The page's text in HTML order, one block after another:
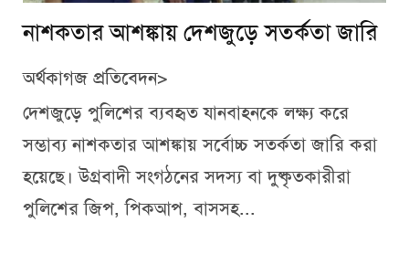
নাশকতার আশঙ্কায় দেশজুড়ে সতর্কতা জারি
অর্থকাগজ প্রতিবেদন>
দেশজুড়ে পুলিশের ব্যবহৃত যানবাহনকে লক্ষ্য করে
সম্ভাব্য নাশকতার আশঙ্কায় সর্বোচ্চ সতর্কতা জারি করা
হয়েছে। উগ্রবাদী সংগঠনের সদস্য বা দুষ্কৃতকারীরা
পুলিশের জিপ, পিকআপ, বাসসহ...